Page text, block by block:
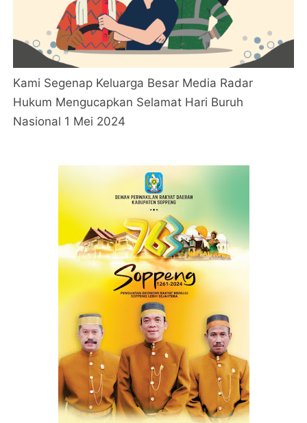
Kami Segenap Keluarga Besar Media Radar
Hukum Mengucapkan Selamat Hari Buruh
Nasional 1 Mei 2024